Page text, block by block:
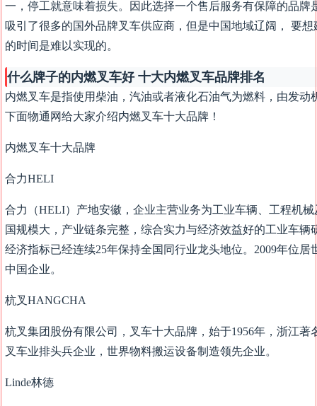
一，停工就意味着损失。因此选择一个售后服务有保障的品
吸引了很多的国外品牌叉车供应商，但是中国地域辽阔， 要
的时间是难以实现的。
什么牌子的内燃叉车好 十大内燃叉车品牌排名
内燃叉车是指使用柴油，汽油或者液化石油气为燃料，由发
下面物通网给大家介绍内燃叉车十大品牌！
内燃叉车十大品牌
合力HELI
合力（HELI）产地安徽，企业主营业务为工业车辆、工程机
国规模大，产业链条完整，综合实力与经济效益好的工业车
经济指标已经连续25年保持全国同行业龙头地位。2009年位
中国企业。
杭叉HANGCHA
杭叉集团股份有限公司，叉车十大品牌，始于1956年，浙江
叉车业排头兵企业，世界物料搬运设备制造领先企业。
Linde林德